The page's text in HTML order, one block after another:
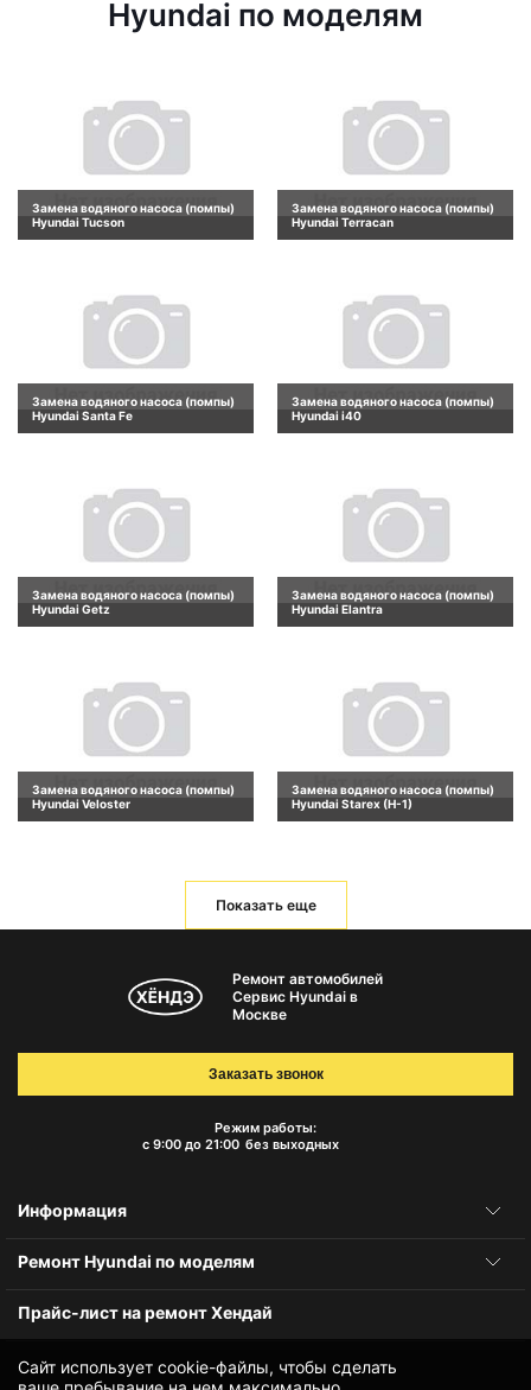
Hyundai по моделям
Замена водяного насоса (помпы)
Hyundai Tucson
Замена водяного насоса (помпы)
Hyundai Terracan
Замена водяного насоса (помпы)
Hyundai Santa Fe
Замена водяного насоса (помпы)
Hyundai i40
Замена водяного насоса (помпы)
Hyundai Getz
Замена водяного насоса (помпы)
Hyundai Elantra
Замена водяного насоса (помпы)
Hyundai Veloster
Замена водяного насоса (помпы)
Hyundai Starex (H-1)
Показать еще
Сайт использует cookie-файлы, чтобы сделать
Ремонт автомобилей
Сервис Hyundai в
Москве
Режим работы:
с 9:00 до 21:00 без выходных
Заказать звонок
Информация
Ремонт Hyundai по моделям
Прайс-лист на ремонт Хендай